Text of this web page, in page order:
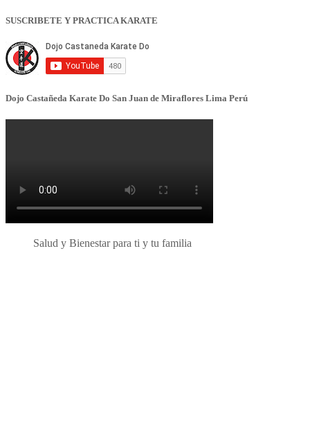
SUSCRIBETE Y PRACTICA KARATE
Dojo Castañeda Karate Do San Juan de Miraflores Lima Perú
Salud y Bienestar para ti y tu familia